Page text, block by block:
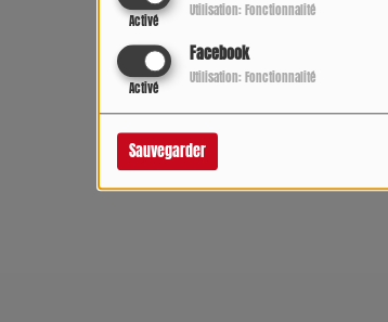
Activé
Utilisation: Fonctionnalité
Facebook
Activé
Utilisation: Fonctionnalité
Sauvegarder